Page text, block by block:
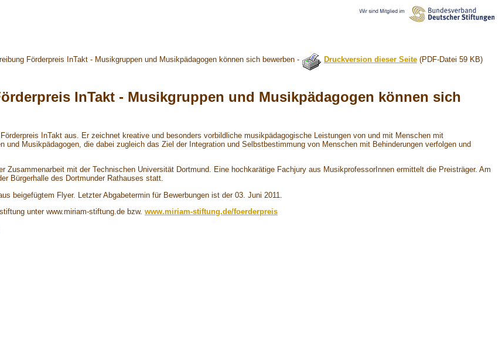
Förderpreis InTakt - Musikgruppen und Musikpädagogen können sich bewerben - Druckversion dieser Seite (PDF-Datei 59 KB)
InTakt - Musikgruppen und Musikpädagogen können sich
InTakt aus. Er zeichnet kreative und besonders vorbildliche musikpädagogische Leistungen von und mit Menschen mit
und Musikpädagogen, die dabei zugleich das Ziel der Integration und Selbstbestimmung von Menschen mit Behinderungen verfolgen und
Zusammenarbeit mit der Technischen Universität Dortmund. Eine hochkarätige Fachjury aus MusikprofessorInnen ermittelt die Preisträger. Am
Bürgerhalle des Dortmunder Rathauses statt.
beigefügtem Flyer. Letzter Abgabetermin für Bewerbungen ist der 03. Juni 2011.
unter www.miriam-stiftung.de bzw. www.miriam-stiftung.de/foerderpreis